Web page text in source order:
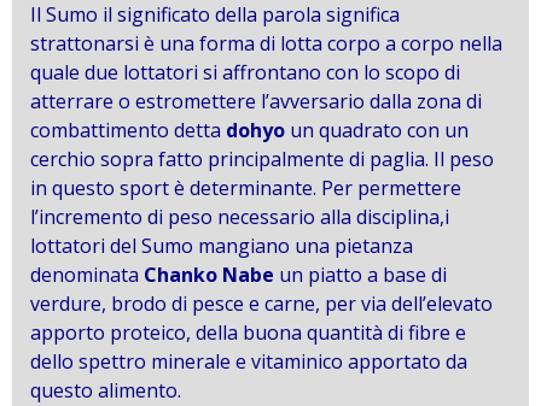
Il Sumo il significato della parola significa
strattonarsi è una forma di lotta corpo a corpo nella
quale due lottatori si affrontano con lo scopo di
atterrare o estromettere l’avversario dalla zona di
combattimento detta dohyo un quadrato con un
cerchio sopra fatto principalmente di paglia. Il peso
in questo sport è determinante. Per permettere
l’incremento di peso necessario alla disciplina,i
lottatori del Sumo mangiano una pietanza
denominata Chanko Nabe un piatto a base di
verdure, brodo di pesce e carne, per via dell’elevato
apporto proteico, della buona quantità di fibre e
dello spettro minerale e vitaminico apportato da
questo alimento.